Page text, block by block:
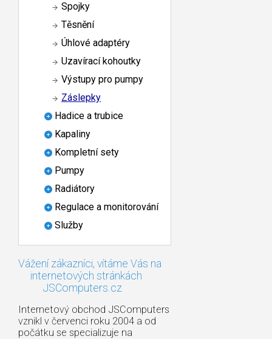
Spojky
Těsnění
Úhlové adaptéry
Uzavírací kohoutky
Výstupy pro pumpy
Záslepky
Hadice a trubice
Kapaliny
Kompletní sety
Pumpy
Radiátory
Regulace a monitorování
Služby
Vážení zákazníci, vítáme Vás na
internetových stránkách
JSComputers.cz
Internetový obchod JSComputers
vznikl v červenci roku 2004 a od
počátku se specializuje na